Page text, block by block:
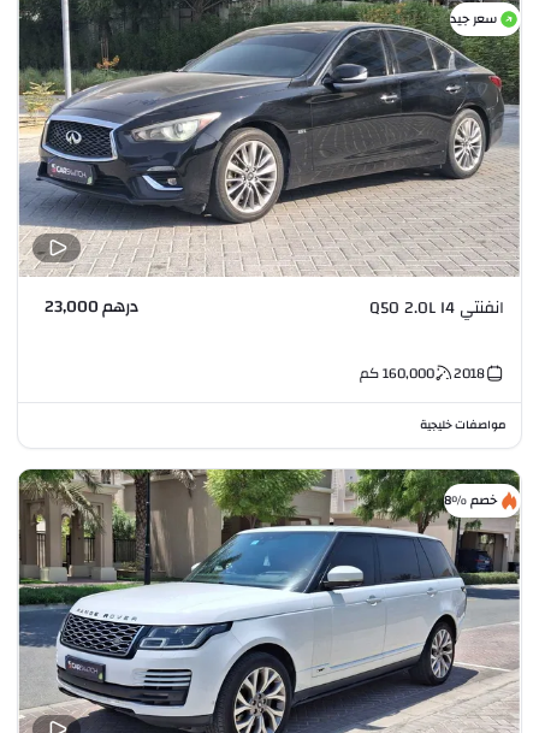
سعر جيد
انفنتي Q50 2.0L I4 درهم 23,000
2018
160,000كم
مواصفات خليجية
خصم %8